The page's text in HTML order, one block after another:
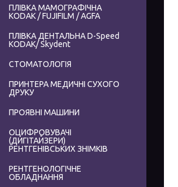
ПЛІВКА МАМОГРАФІЧНА
KODAK / FUJIFILM / AGFA
ПЛІВКА ДЕНТАЛЬНА D-Speed
КODAK/ Skydent
СТОМАТОЛОГІЯ
ПРИНТЕРА МЕДИЧНІ СУХОГО
ДРУКУ
ПРОЯВНІ МАШИНИ
ОЦИФРОВУВАЧІ
(ДИГІТАЙЗЕРИ)
РЕНТГЕНІВСЬКИХ ЗНІМКІВ
РЕНТГЕНОЛОГІЧНЕ
ОБЛАДНАННЯ